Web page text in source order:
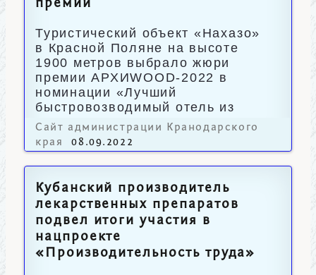
премии
Туристический объект «Нахазо»
в Красной Поляне на высоте
1900 метров выбрало жюри
премии АРХИWOOD-2022 в
номинации «Лучший
быстровозводимый отель из
дерева».
Сайт администрации Кранодарского
края
08.09.2022
Кубанский производитель
лекарственных препаратов
подвел итоги участия в
нацпроекте
«Производительность труда»